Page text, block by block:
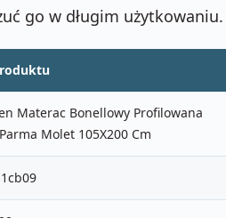
go w długim użytkowaniu.
Materac Bonellowy Profilowana
Molet 105X200 Cm